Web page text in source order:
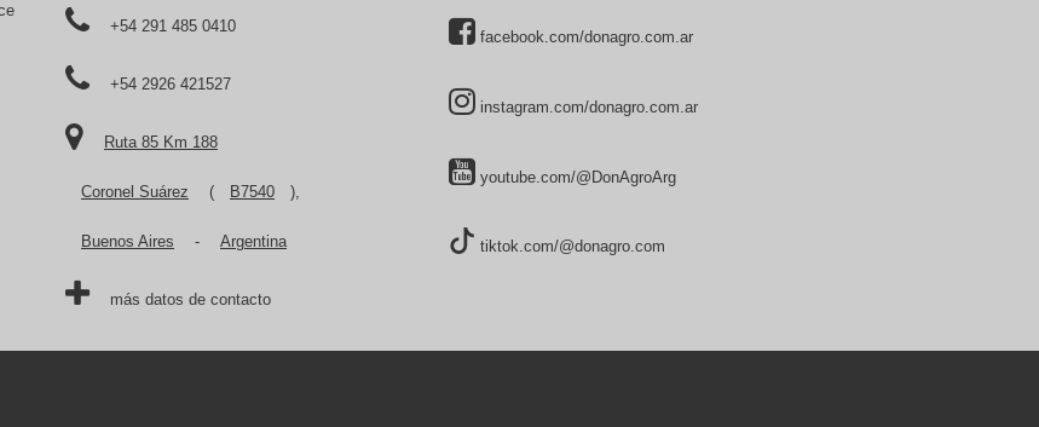
+54 291 485 0410
+54 2926 421527
Ruta 85 Km 188
Coronel Suárez ( B7540 ),
Buenos Aires - Argentina
más datos de contacto
facebook.com/donagro.com.ar
instagram.com/donagro.com.ar
youtube.com/@DonAgroArg
tiktok.com/@donagro.com